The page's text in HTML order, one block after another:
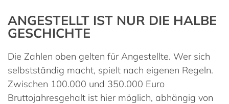
ANGESTELLT IST NUR DIE HALBE
GESCHICHTE
Die Zahlen oben gelten für Angestellte. Wer sich
selbstständig macht, spielt nach eigenen Regeln.
Zwischen 100.000 und 350.000 Euro
Bruttojahresgehalt ist hier möglich, abhängig von